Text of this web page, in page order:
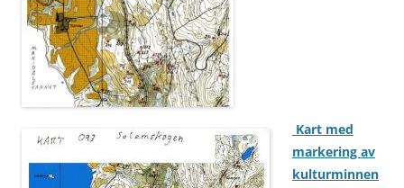
Kart med
markering av
kulturminnen